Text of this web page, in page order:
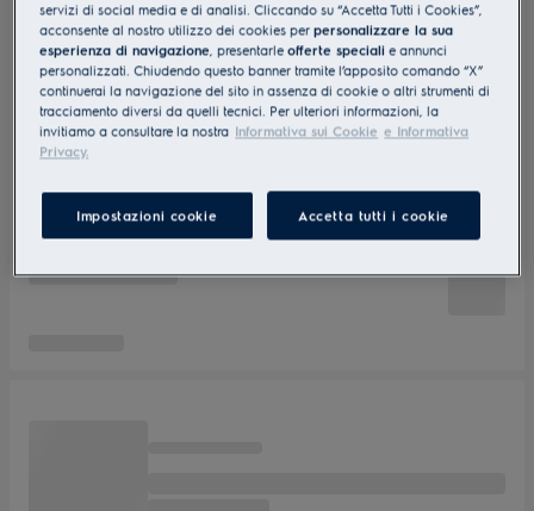
servizi di social media e di analisi. Cliccando su “Accetta Tutti i Cookies”,
acconsente al nostro utilizzo dei cookies perpersonalizzare la sua
esperienza di navigazione, presentarleofferte speciali e annunci
personalizzati. Chiudendo questo banner tramite l’apposito comando “X”
continuerai la navigazione del sito in assenza di cookie o altri strumenti di
tracciamento diversi da quelli tecnici. Per ulteriori informazioni, la
invitiamo a consultare la nostra Informativa sui Cookie e Informativa
Privacy.
Impostazioni cookie Accetta tutti i cookie